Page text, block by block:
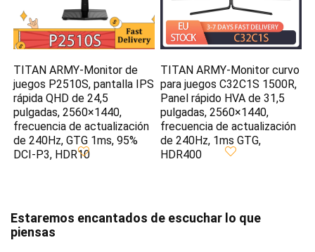
TITAN ARMY-Monitor de
juegos P2510S, pantalla IPS
rápida QHD de 24,5
pulgadas, 2560×1440,
frecuencia de actualización
de 240Hz, GTG 1ms, 95%
DCI-P3, HDR10
TITAN ARMY-Monitor curvo
para juegos C32C1S 1500R,
Panel rápido HVA de 31,5
pulgadas, 2560×1440,
frecuencia de actualización
de 240Hz, 1ms GTG,
HDR400
Estaremos encantados de escuchar lo que
piensas